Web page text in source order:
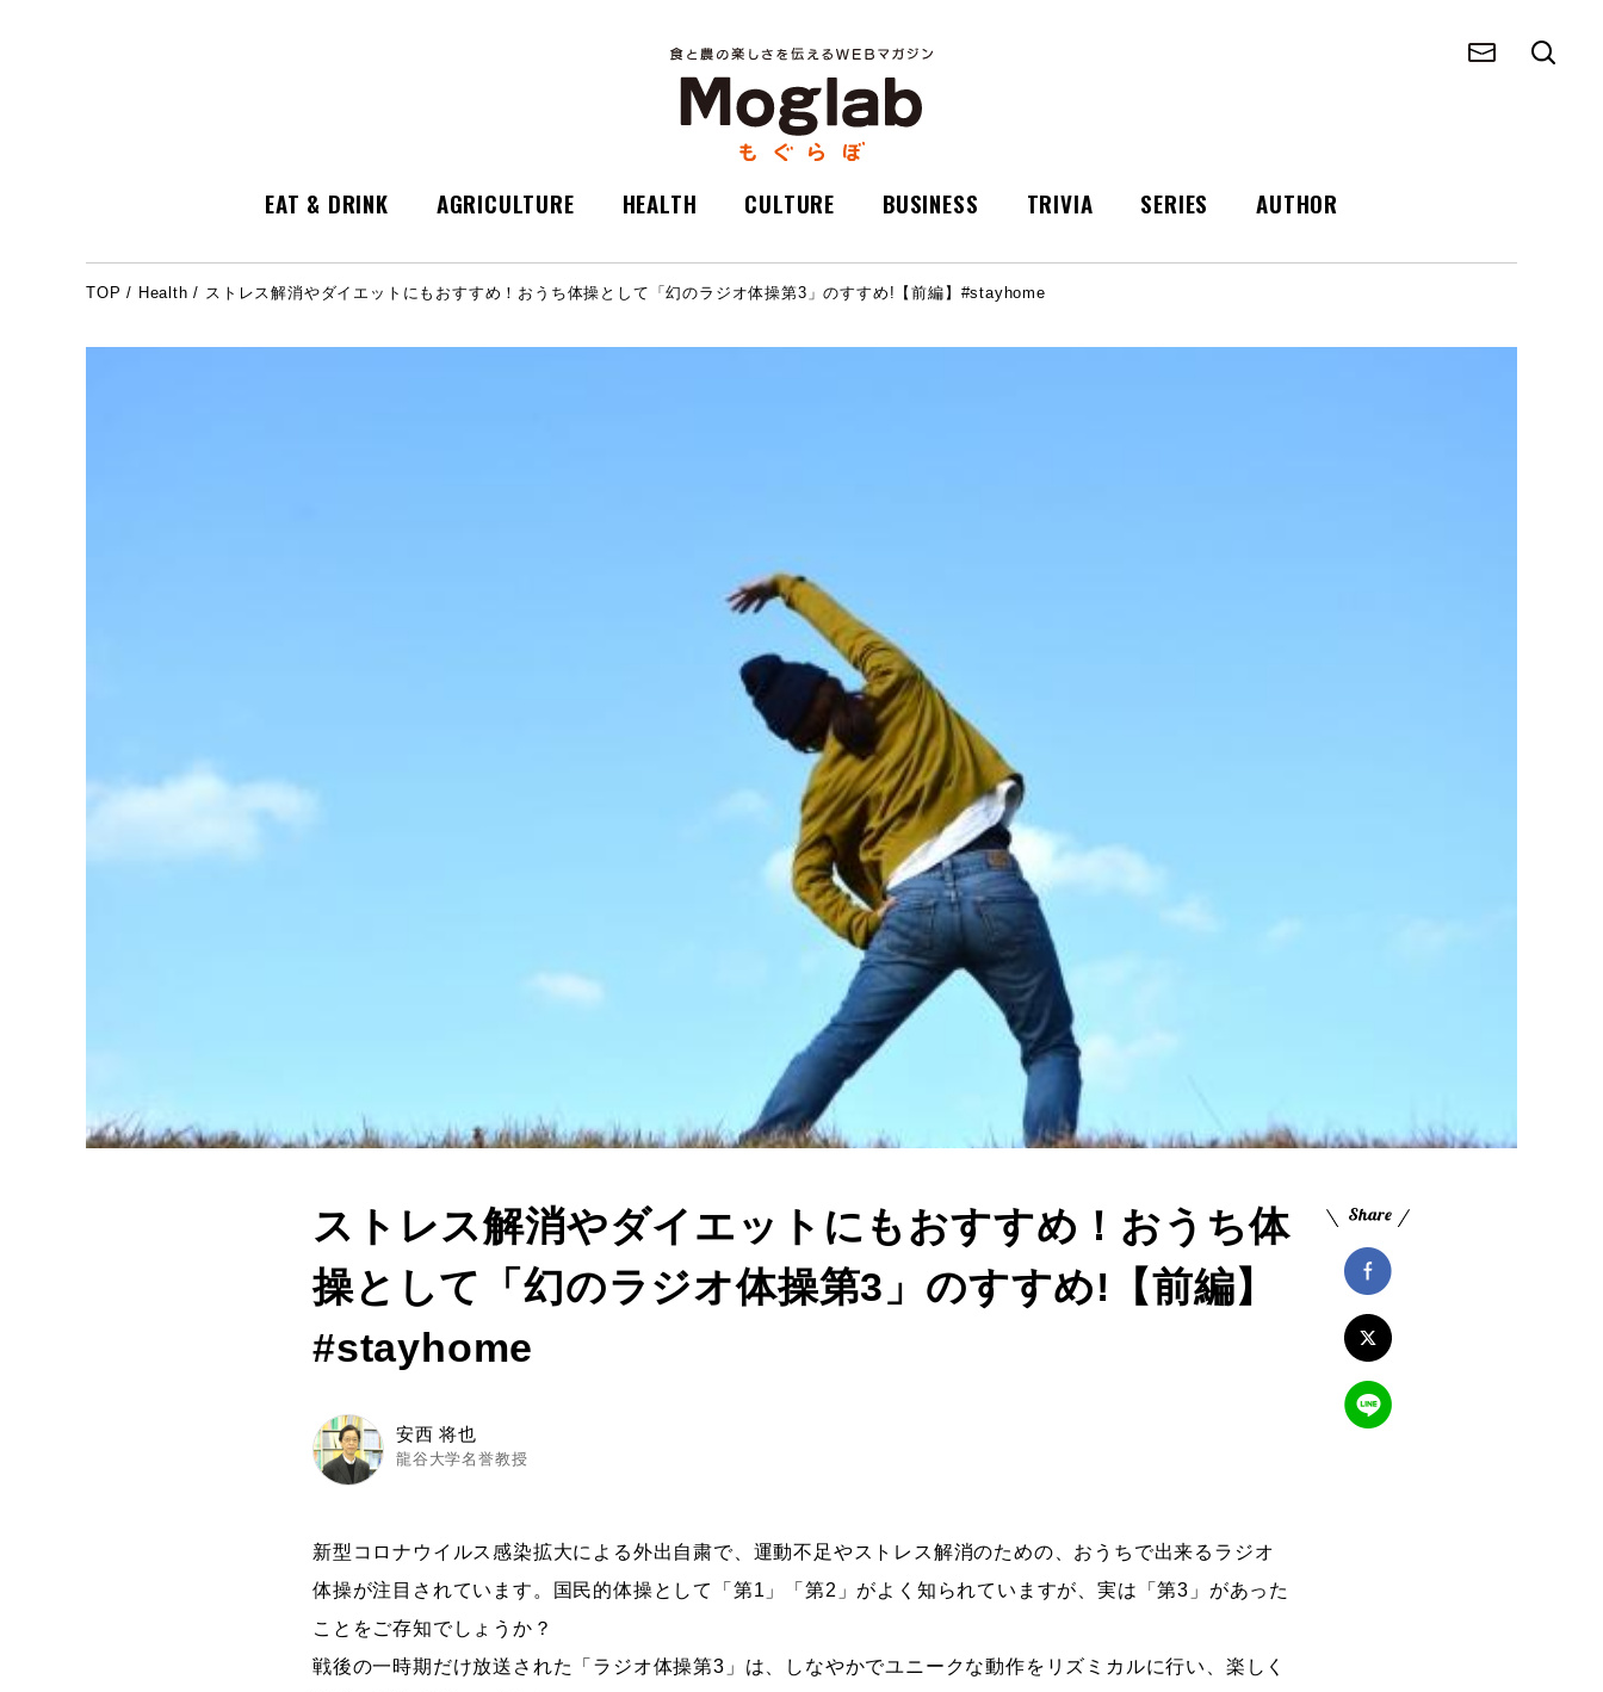
EAT & DRINK AGRICULTURE HEALTH CULTURE BUSINESS TRIVIA SERIES AUTHOR
TOP / Health / ストレス解消やダイエットにもおすすめ！おうち体操として「幻のラジオ体操第3」のすすめ!【前編】#stayhome
ストレス解消やダイエットにもおすすめ！おうち体
操として「幻のラジオ体操第3」のすすめ!【前編】
#stayhome
安西 将也
龍谷大学名誉教授
新型コロナウイルス感染拡大による外出自粛で、運動不足やストレス解消のための、おうちで出来るラジオ
体操が注目されています。国民的体操として「第1」「第2」がよく知られていますが、実は「第3」があった
ことをご存知でしょうか？
戦後の一時期だけ放送された「ラジオ体操第3」は、しなやかでユニークな動作をリズミカルに行い、楽しく